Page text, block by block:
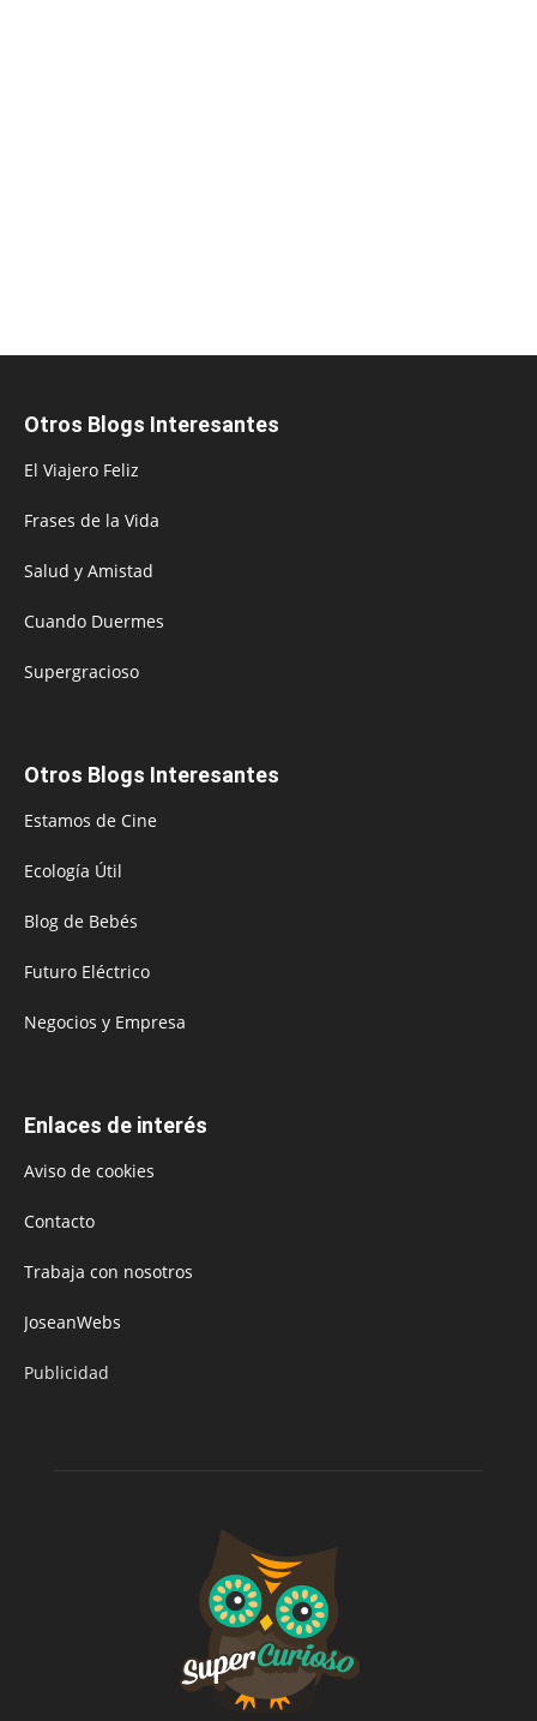
Otros Blogs Interesantes
El Viajero Feliz
Frases de la Vida
Salud y Amistad
Cuando Duermes
Supergracioso
Otros Blogs Interesantes
Estamos de Cine
Ecología Útil
Blog de Bebés
Futuro Eléctrico
Negocios y Empresa
Enlaces de interés
Aviso de cookies
Contacto
Trabaja con nosotros
JoseanWebs
Publicidad